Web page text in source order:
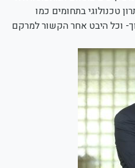
טכנולוגי בתחומים כמו
וכל היבט אחר הקשור למרקם